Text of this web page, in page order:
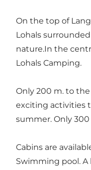
On the top of
Lohals
nature.In the
Lohals Camping.
Only 200 m. to
exciting activities
summer. Only
Cabins are
Swimming pool. A